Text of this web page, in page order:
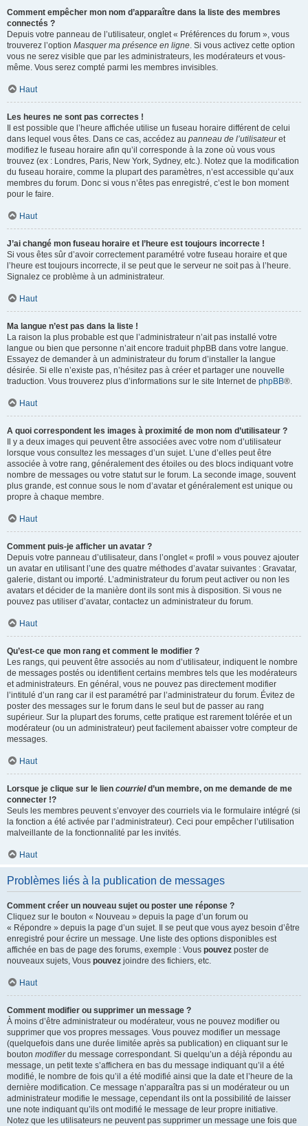
Comment empêcher mon nom d’apparaître dans la liste des membres
connectés ?
Depuis votre panneau de l’utilisateur, onglet « Préférences du forum », vous
trouverez l’option Masquer ma présence en ligne. Si vous activez cette option
vous ne serez visible que par les administrateurs, les modérateurs et vous-
même. Vous serez compté parmi les membres invisibles.
Haut
Les heures ne sont pas correctes !
Il est possible que l’heure affichée utilise un fuseau horaire différent de celui
dans lequel vous êtes. Dans ce cas, accédez au panneau de l’utilisateuret
modifiez le fuseau horaire afin qu’il corresponde à la zone où vous vous
trouvez (ex : Londres, Paris, New York, Sydney, etc.). Notez que la modification
du fuseau horaire, comme la plupart des paramètres, n’est accessible qu’aux
membres du forum. Donc si vous n’êtes pas enregistré, c’est le bon moment
pour le faire.
Haut
J’ai changé mon fuseau horaire et l’heure est toujours incorrecte !
Si vous êtes sûr d’avoir correctement paramétré votre fuseau horaire et que
l’heure est toujours incorrecte, il se peut que le serveur ne soit pas à l’heure.
Signalez ce problème à un administrateur.
Haut
Ma langue n’est pas dans la liste !
La raison la plus probable est que l’administrateur n’ait pas installé votre
langue ou bien que personne n’ait encore traduit phpBB dans votre langue.
Essayez de demander à un administrateur du forum d’installer la langue
désirée. Si elle n’existe pas, n’hésitez pas à créer et partager une nouvelle
traduction. Vous trouverez plus d’informations sur le site Internet de phpBB®.
Haut
A quoi correspondent les images à proximité de mon nom d’utilisateur ?
Il y a deux images qui peuvent être associées avec votre nom d’utilisateur
lorsque vous consultez les messages d’un sujet. L’une d’elles peut être
associée à votre rang, généralement des étoiles ou des blocs indiquant votre
nombre de messages ou votre statut sur le forum. La seconde image, souvent
plus grande, est connue sous le nom d’avatar et généralement est unique ou
propre à chaque membre.
Haut
Comment puis-je afficher un avatar ?
Depuis votre panneau d’utilisateur, dans l’onglet « profil » vous pouvez ajouter
un avatar en utilisant l’une des quatre méthodes d’avatar suivantes : Gravatar,
galerie, distant ou importé. L’administrateur du forum peut activer ou non les
avatars et décider de la manière dont ils sont mis à disposition. Si vous ne
pouvez pas utiliser d’avatar, contactez un administrateur du forum.
Haut
Qu’est-ce que mon rang et comment le modifier ?
Les rangs, qui peuvent être associés au nom d’utilisateur, indiquent le nombre
de messages postés ou identifient certains membres tels que les modérateurs
et administrateurs. En général, vous ne pouvez pas directement modifier
l’intitulé d’un rang car il est paramétré par l’administrateur du forum. Évitez de
poster des messages sur le forum dans le seul but de passer au rang
supérieur. Sur la plupart des forums, cette pratique est rarement tolérée et un
modérateur (ou un administrateur) peut facilement abaisser votre compteur de
messages.
Haut
Lorsque je clique sur le lien courrield’un membre, on me demande de me
connecter !?
Seuls les membres peuvent s’envoyer des courriels via le formulaire intégré (si
la fonction a été activée par l’administrateur). Ceci pour empêcher l’utilisation
malveillante de la fonctionnalité par les invités.
Haut
Problèmes liés à la publication de messages
Comment créer un nouveau sujet ou poster une réponse ?
Cliquez sur le bouton « Nouveau » depuis la page d’un forum ou
« Répondre » depuis la page d’un sujet. Il se peut que vous ayez besoin d’être
enregistré pour écrire un message. Une liste des options disponibles est
affichée en bas de page des forums, exemple : Vous pouvez poster de
nouveaux sujets, Vous pouvez joindre des fichiers, etc.
Haut
Comment modifier ou supprimer un message ?
À moins d’être administrateur ou modérateur, vous ne pouvez modifier ou
supprimer que vos propres messages. Vous pouvez modifier un message
(quelquefois dans une durée limitée après sa publication) en cliquant sur le
bouton modifierdu message correspondant. Si quelqu’un a déjà répondu au
message, un petit texte s’affichera en bas du message indiquant qu’il a été
modifié, le nombre de fois qu’il a été modifié ainsi que la date et l’heure de la
dernière modification. Ce message n’apparaîtra pas si un modérateur ou un
administrateur modifie le message, cependant ils ont la possibilité de laisser
une note indiquant qu’ils ont modifié le message de leur propre initiative.
Notez que les utilisateurs ne peuvent pas supprimer un message une fois que